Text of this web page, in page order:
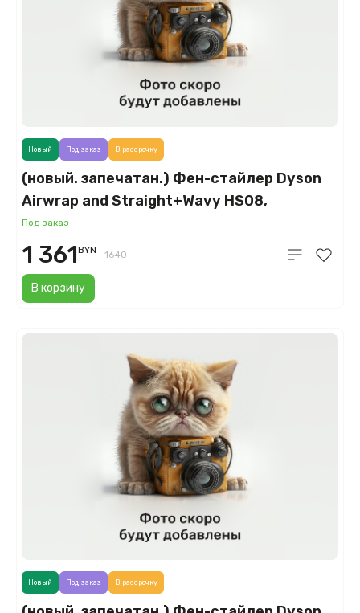
(новый. запечатан.) Фен-стайлер Dyson
Airwrap and Straight+Wavy HS08,
керамический розовый/розовое золото
(Ceramic Pink/Rose Gold)
Под заказ
В корзину
Новый Под заказ В рассрочку
1 361BYN 1640
Новый Под заказ В рассрочку